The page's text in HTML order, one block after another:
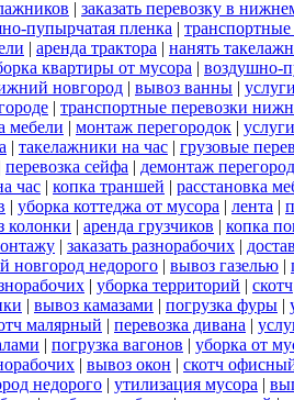
| заказать перевозку в
пупырчатая пленка | транспортные
| аренда трактора | нанять
квартиры от мусора | воздушно-
новгород | вывоз ванны |
| транспортные перевозки
мебели | монтаж перегородок |
| такелажники на час | грузовые
перевозка сейфа | демонтаж
час | копка траншей | расстановка
| уборка коттеджа от мусора | лента |
колонки | аренда грузчиков | копка
| заказать разнорабочих |
новгород недорого | вывоз газелью |
| уборка территорий | скотч
| вывоз камазами | погрузка фуры |
малярный | перевозка дивана |
| погрузка вагонов | уборка от
| вывоз окон | скотч
недорого | утилизация мусора |